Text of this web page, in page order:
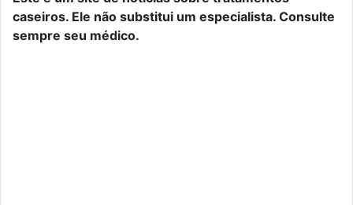
caseiros. Ele não substitui um especialista. Consulte
sempre seu médico.